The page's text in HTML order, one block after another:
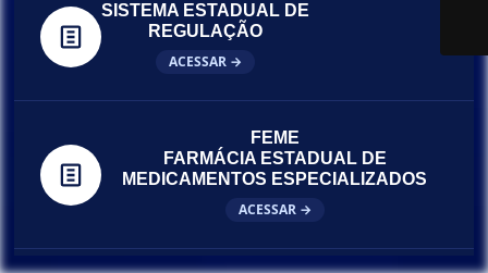
SISTEMA ESTADUAL DE
REGULAÇÃO
ACESSAR →
FEME
FARMÁCIA ESTADUAL DE
MEDICAMENTOS ESPECIALIZADOS
ACESSAR →